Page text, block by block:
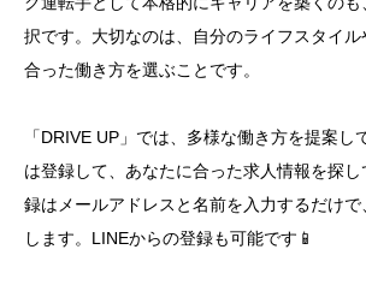
択です。大切なのは、自分のライフスタイル
合った働き方を選ぶことです。
「DRIVE UP」では、多様な働き方を提案し
は登録して、あなたに合った求人情報を探
録はメールアドレスと名前を入力するだけ
します。LINEからの登録も可能です📱